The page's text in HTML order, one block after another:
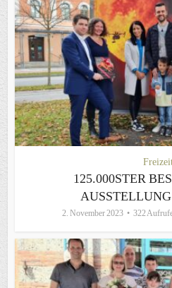
125.000STER
2. November 2023 322